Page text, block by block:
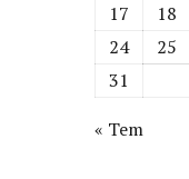
17
18
24
25
31
« Tem